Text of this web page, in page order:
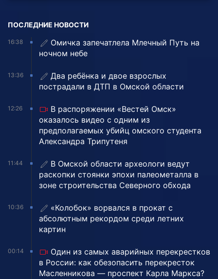
ПОСЛЕДНИЕ НОВОСТИ
16:38
Омичка запечатлела Млечный Путь на
ночном небе
13:36
Два ребёнка и двое взрослых
пострадали в ДТП в Омской области
12:26
В распоряжении «Вестей Омск»
оказалось видео с одним из
предполагаемых убийц омского студента
Александра Трипутеня
11:44
В Омской области археологи ведут
раскопки стоянки эпохи палеометалла в
зоне строительства Северного обхода
10:36
«Колобок» ворвался в прокат с
абсолютным рекордом среди летних
картин
00:14
Один из самых аварийных перекрестков
в России: как обезопасить перекресток
Масленникова — проспект Карла Маркса?